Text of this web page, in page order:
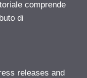
comprende
di
releases and